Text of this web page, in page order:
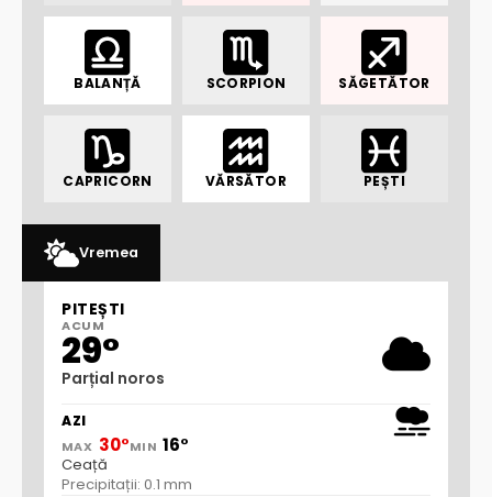
BALANȚĂ SCORPION SĂGETĂTOR
CAPRICORN VĂRSĂTOR PEȘTI
Vremea
PITEȘTI
ACUM
29°
Parțial noros
AZI
MAX 30°MIN 16°
Ceață
Precipitații: 0.1 mm